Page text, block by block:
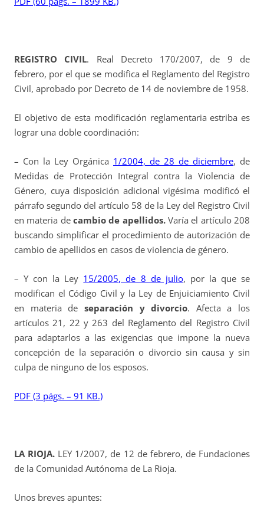
REGISTRO CIVIL. Real Decreto 170/2007, de 9 de
febrero, por el que se modifica el Reglamento del Registro
Civil, aprobado por Decreto de 14 de noviembre de 1958.
El objetivo de esta modificación reglamentaria estriba es
lograr una doble coordinación:
– Con la Ley Orgánica 1/2004, de 28 de diciembre, de
Medidas de Protección Integral contra la Violencia de
Género, cuya disposición adicional vigésima modificó el
párrafo segundo del artículo 58 de la Ley del Registro Civil
en materia de cambio de apellidos. Varía el artículo 208
buscando simplificar el procedimiento de autorización de
cambio de apellidos en casos de violencia de género.
– Y con la Ley 15/2005, de 8 de julio, por la que se
modifican el Código Civil y la Ley de Enjuiciamiento Civil
en materia de separación y divorcio. Afecta a los
artículos 21, 22 y 263 del Reglamento del Registro Civil
para adaptarlos a las exigencias que impone la nueva
concepción de la separación o divorcio sin causa y sin
culpa de ninguno de los esposos.
PDF (3 págs. – 91 KB.)
LA RIOJA. LEY 1/2007, de 12 de febrero, de Fundaciones
de la Comunidad Autónoma de La Rioja.
Unos breves apuntes: